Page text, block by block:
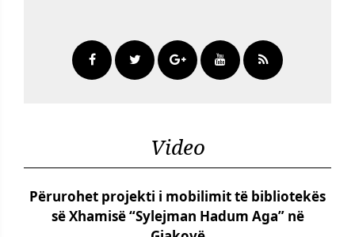
Video
Përurohet projekti i mobilimit të bibliotekës
së Xhamisë “Sylejman Hadum Aga” në